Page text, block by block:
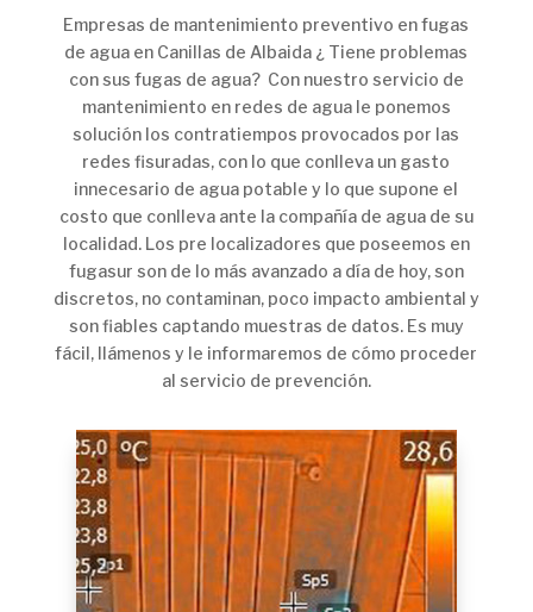
Empresas de mantenimiento preventivo en fugas
de agua en Canillas de Albaida ¿ Tiene problemas
con sus fugas de agua? Con nuestro servicio de
mantenimiento en redes de agua le ponemos
solución los contratiempos provocados por las
redes fisuradas, con lo que conlleva un gasto
innecesario de agua potable y lo que supone el
costo que conlleva ante la compañía de agua de su
localidad. Los pre localizadores que poseemos en
fugasur son de lo más avanzado a día de hoy, son
discretos, no contaminan, poco impacto ambiental y
son fiables captando muestras de datos. Es muy
fácil, llámenos y le informaremos de cómo proceder
al servicio de prevención.